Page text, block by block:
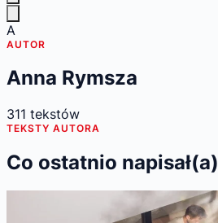
A
AUTOR
Anna Rymsza
311 tekstów
TEKSTY AUTORA
Co ostatnio napisał(a)